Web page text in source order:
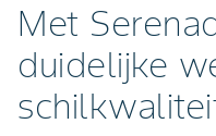
Met
duidelijke